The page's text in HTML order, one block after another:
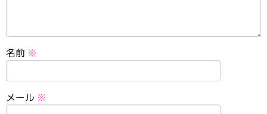
名前 ※
メール ※